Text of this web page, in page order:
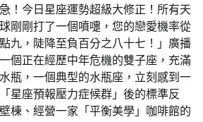
！今日星座運勢超級大修正！所有天
剛剛打了一個噴嚏，您的戀愛機率從
九，陡降至負百分之八十七！」廣播
個正在經歷中年危機的雙子座，充滿
瓶，一個典型的水瓶座，立刻感到一
星座預報壓力症候群」後的標準反
棟、經營一家「平衡美學」咖啡館的